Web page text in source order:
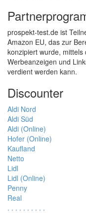
prospekt-test.de ist
Amazon EU, das zur
konzipiert wurde,
Werbeanzeigen und
verdient werden kann.
Discounter
Aldi Nord
Aldi Süd
Aldi (Online)
Hofer (Online)
Kaufland
Netto
Lidl
Lidl (Online)
Penny
Real
. . . . . . . . . .